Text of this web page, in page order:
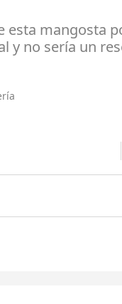
esta mangosta
y no sería un